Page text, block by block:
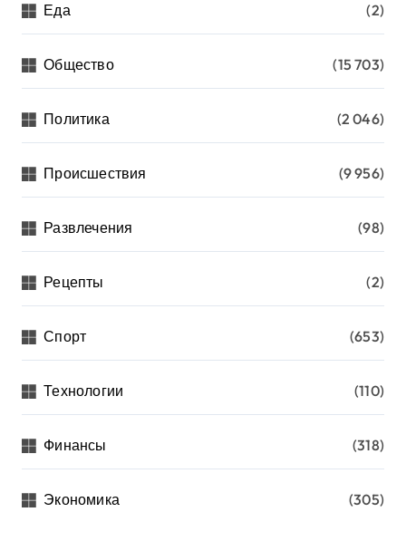
Еда (2)
Общество (15 703)
Политика (2 046)
Происшествия (9 956)
Развлечения (98)
Рецепты (2)
Спорт (653)
Технологии (110)
Финансы (318)
Экономика (305)